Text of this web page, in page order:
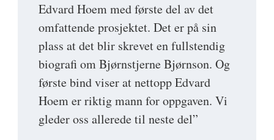
Edvard Hoem med første del av det
omfattende prosjektet. Det er på sin
plass at det blir skrevet en fullstendig
biografi om Bjørnstjerne Bjørnson. Og
første bind viser at nettopp Edvard
Hoem er riktig mann for oppgaven. Vi
gleder oss allerede til neste del”